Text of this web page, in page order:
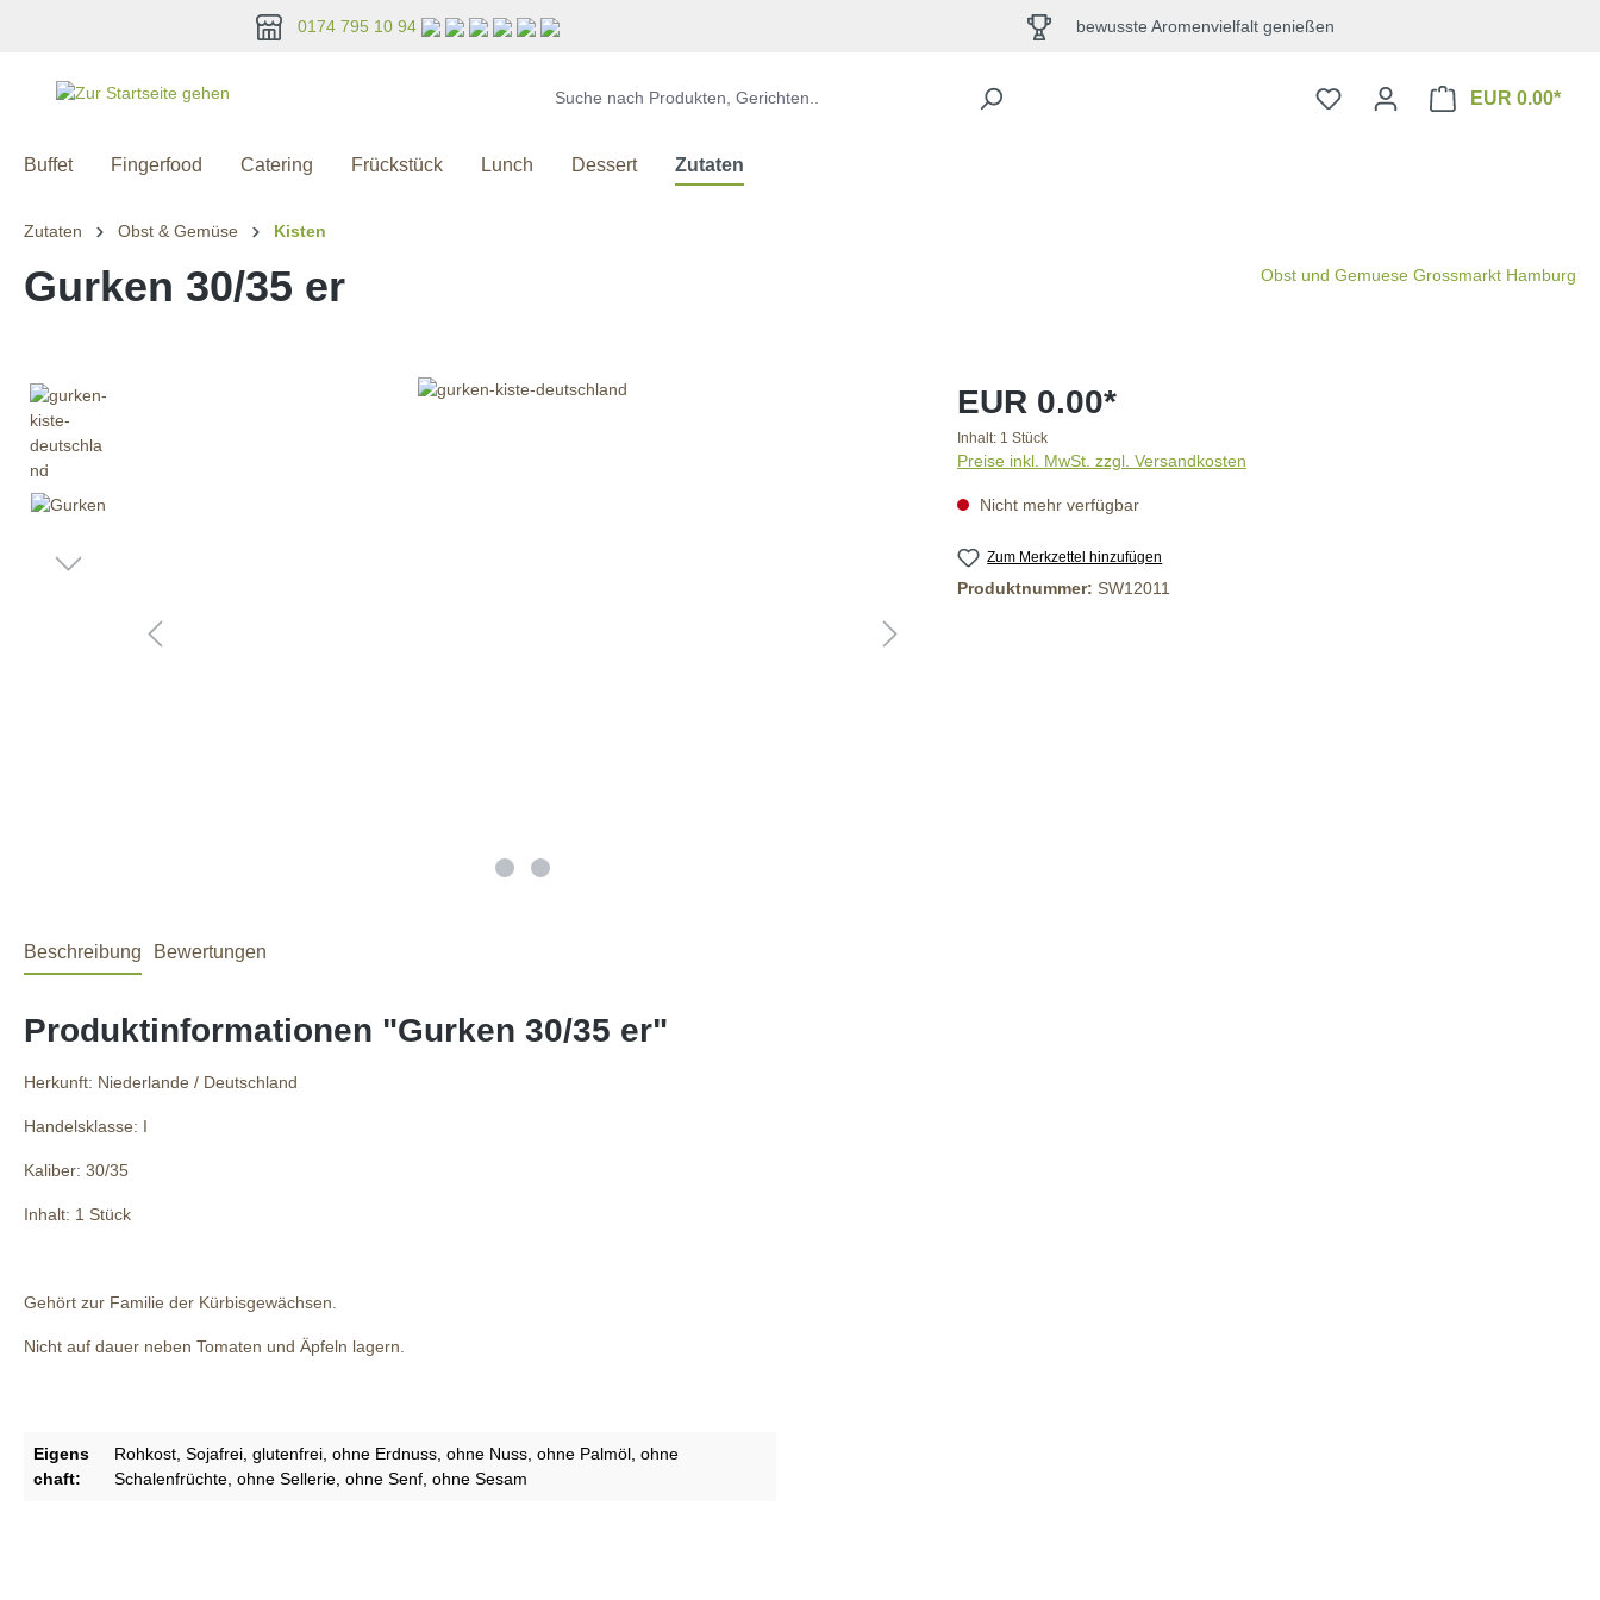
Zur Hauptnavigation springen0174 795 10 94 bewusste Aromenvielfalt genießen
EUR 0.00*
Buffet Fingerfood Catering Frückstück Lunch Dessert Zutaten
Zutaten Obst & Gemüse Kisten
Gurken 30/35 er Obst und Gemuese Grossmarkt Hamburg
Bildergalerie überspringen EUR 0.00*
Inhalt: 1 Stück
Preise inkl. MwSt. zzgl. Versandkosten
Nicht mehr verfügbar
Zum Merkzettel hinzufügen
Produktnummer: SW12011
Beschreibung Bewertungen
Produktinformationen "Gurken 30/35 er"
Herkunft: Niederlande / Deutschland
Handelsklasse: I
Kaliber: 30/35
Inhalt: 1 Stück
Gehört zur Familie der Kürbisgewächsen.
Nicht auf dauer neben Tomaten und Äpfeln lagern.
Eigens
chaft:
Rohkost , Sojafrei , glutenfrei , ohne Erdnuss , ohne Nuss , ohne Palmöl , ohne
Schalenfrüchte , ohne Sellerie , ohne Senf , ohne Sesam